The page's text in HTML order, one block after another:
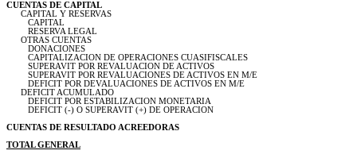
CUENTAS DE CAPITAL
CAPITAL Y RESERVAS
CAPITAL
RESERVA LEGAL
OTRAS CUENTAS
DONACIONES
CAPITALIZACION DE OPERACIONES CUASIFISCALES
SUPERAVIT POR REVALUACION DE ACTIVOS
SUPERAVIT POR REVALUACIONES DE ACTIVOS EN M/E
DEFICIT POR DEVALUACIONES DE ACTIVOS EN M/E
DEFICIT ACUMULADO
DEFICIT POR ESTABILIZACION MONETARIA
DEFICIT (-) O SUPERAVIT (+) DE OPERACION
CUENTAS DE RESULTADO ACREEDORAS
TOTAL GENERAL